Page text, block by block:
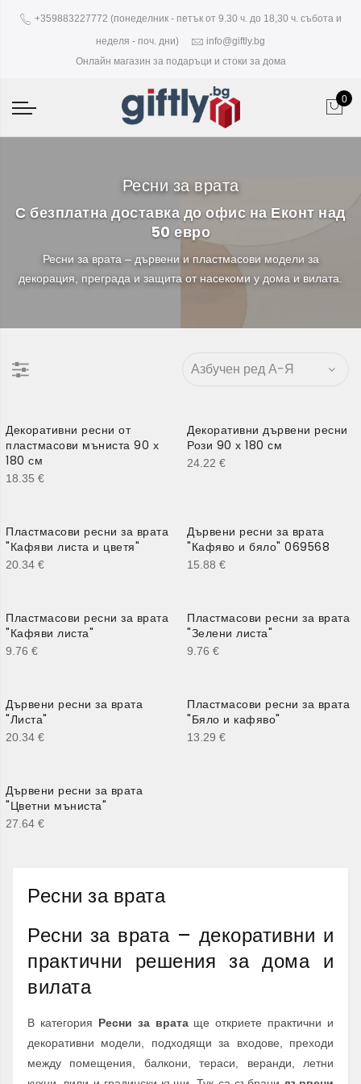
+359883227772 (понеделник - петък от 9.30 ч. до 18,30 ч. събота и
неделя - поч. дни)
info@giftly.bg
Онлайн магазин за подаръци и стоки за дома
0
Ресни за врата
С безплатна доставка до офис на Еконт над
50 евро
Ресни за врата – дървени и пластмасови модели за
декорация, преграда и защита от насекоми у дома и вилата.
Декоративни ресни от
пластмасови мъниста 90 х
180 см
18.35 €
Декоративни дървени ресни
Рози 90 х 180 см
24.22 €
Пластмасови ресни за врата
"Кафяви листа и цветя"
20.34 €
Дървени ресни за врата
"Кафяво и бяло" 069568
15.88 €
Пластмасови ресни за врата
"Кафяви листа"
9.76 €
Пластмасови ресни за врата
"Зелени листа"
9.76 €
Дървени ресни за врата
"Листа"
20.34 €
Пластмасови ресни за врата
"Бяло и кафяво"
13.29 €
Дървени ресни за врата
"Цветни мъниста"
27.64 €
Ресни за врата
Ресни за врата – декоративни и
практични решения за дома и
вилата
В категория Ресни за вратаще откриете практични и
декоративни модели, подходящи за входове, преходи
между помещения, балкони, тераси, веранди, летни